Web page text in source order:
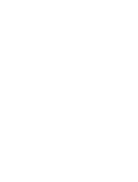
развита
на западной и южной
Озеро является
Пионерка (Пика,
Близость говорит о
в декабре,